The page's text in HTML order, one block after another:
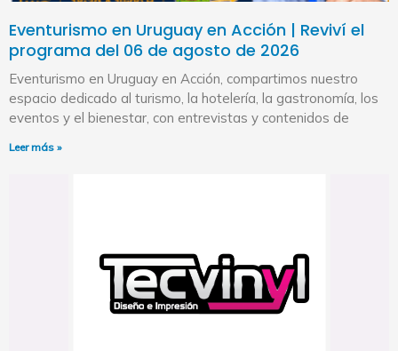
Eventurismo en Uruguay en Acción | Reviví el
programa del 06 de agosto de 2026
Eventurismo en Uruguay en Acción, compartimos nuestro
espacio dedicado al turismo, la hotelería, la gastronomía, los
eventos y el bienestar, con entrevistas y contenidos de
Leer más »